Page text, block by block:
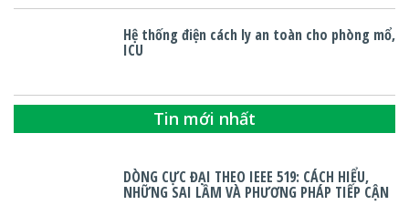
Hệ thống điện cách ly an toàn cho phòng mổ,
ICU
Tin mới nhất
DÒNG CỰC ĐẠI THEO IEEE 519: CÁCH HIỂU,
NHỮNG SAI LẦM VÀ PHƯƠNG PHÁP TIẾP CẬN